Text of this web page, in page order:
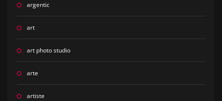
argentic
art
art photo studio
arte
artiste